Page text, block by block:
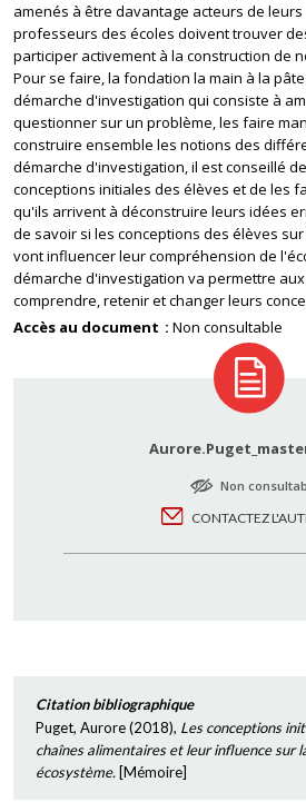
amenés à être davantage acteurs de
professeurs des écoles doivent trouver
participer activement à la construction de
Pour se faire, la fondation la main à la
démarche d'investigation qui consiste à
questionner sur un problème, les faire
construire ensemble les notions des
démarche d'investigation, il est conseillé
conceptions initiales des élèves et de les
qu'ils arrivent à déconstruire leurs idées
de savoir si les conceptions des élèves
vont influencer leur compréhension de
démarche d'investigation va permettre
comprendre, retenir et changer leurs
Accès au document
Non consultable
Non
CONTACTEZ
Citation bibliographique
Puget, Aurore(2018), Les conceptions
chaînes alimentaires et leur influence sur
écosystème. [Mémoire]